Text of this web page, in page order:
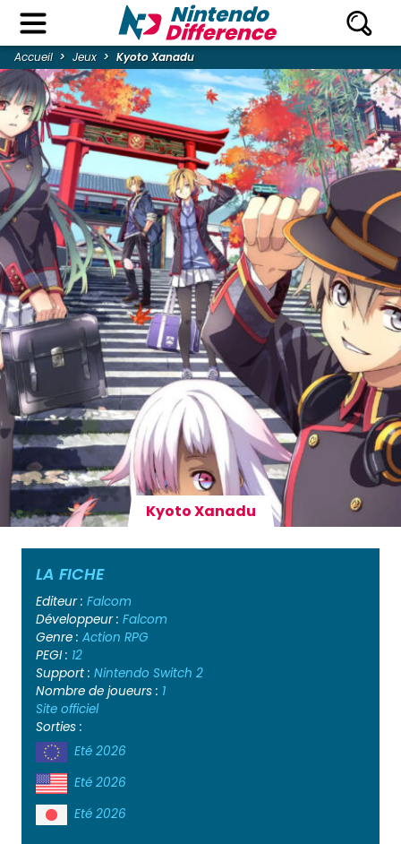
Accueil Jeux Kyoto Xanadu
Kyoto Xanadu
LA FICHE
Editeur : Falcom
Développeur : Falcom
Genre : Action RPG
PEGI : 12
Support : Nintendo Switch 2
Nombre de joueurs : 1
Site officiel
Sorties :
Eté 2026
Eté 2026
Eté 2026